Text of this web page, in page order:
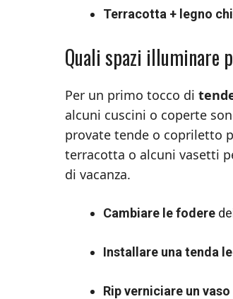
Terracotta + legno
Quali spazi illuminare
Per un primo tocco di
alcuni cuscini o coperte
provate tende o copriletto
terracotta o alcuni vasetti
di vacanza.
Cambiare le fodere
Installare una tenda
Rip verniciare un vaso